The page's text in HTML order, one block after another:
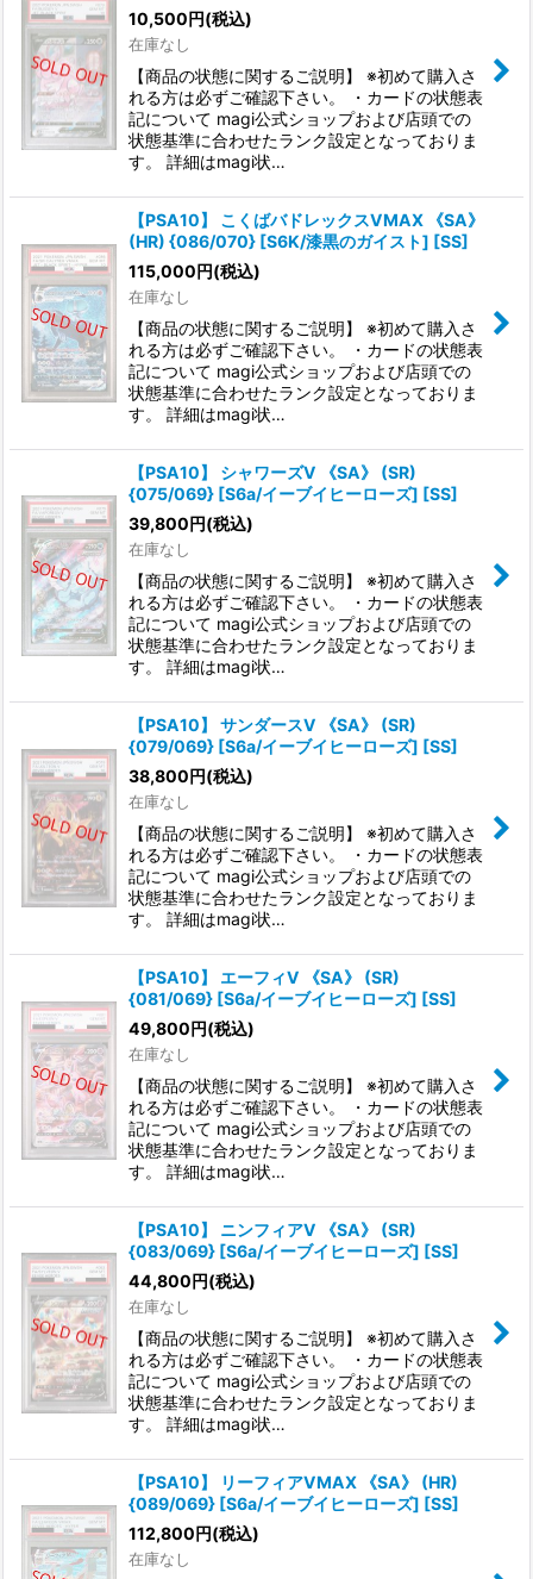
10,500円(税込)
在庫なし
【商品の状態に関するご説明】 ※初めて購入さ
れる方は必ずご確認下さい。 ・カードの状態表
記について magi公式ショップおよび店頭での
状態基準に合わせたランク設定となっておりま
す。 詳細はmagi状…
【PSA10】 こくばバドレックスVMAX 《SA》
(HR) {086/070} [S6K/漆黒のガイスト] [SS]
115,000円(税込)
在庫なし
【商品の状態に関するご説明】 ※初めて購入さ
れる方は必ずご確認下さい。 ・カードの状態表
記について magi公式ショップおよび店頭での
状態基準に合わせたランク設定となっておりま
す。 詳細はmagi状…
【PSA10】 シャワーズV 《SA》 (SR)
{075/069} [S6a/イーブイヒーローズ] [SS]
39,800円(税込)
在庫なし
【商品の状態に関するご説明】 ※初めて購入さ
れる方は必ずご確認下さい。 ・カードの状態表
記について magi公式ショップおよび店頭での
状態基準に合わせたランク設定となっておりま
す。 詳細はmagi状…
【PSA10】 サンダースV 《SA》 (SR)
{079/069} [S6a/イーブイヒーローズ] [SS]
38,800円(税込)
在庫なし
【商品の状態に関するご説明】 ※初めて購入さ
れる方は必ずご確認下さい。 ・カードの状態表
記について magi公式ショップおよび店頭での
状態基準に合わせたランク設定となっておりま
す。 詳細はmagi状…
【PSA10】 エーフィV 《SA》 (SR)
{081/069} [S6a/イーブイヒーローズ] [SS]
49,800円(税込)
在庫なし
【商品の状態に関するご説明】 ※初めて購入さ
れる方は必ずご確認下さい。 ・カードの状態表
記について magi公式ショップおよび店頭での
状態基準に合わせたランク設定となっておりま
す。 詳細はmagi状…
【PSA10】 ニンフィアV 《SA》 (SR)
{083/069} [S6a/イーブイヒーローズ] [SS]
44,800円(税込)
在庫なし
【商品の状態に関するご説明】 ※初めて購入さ
れる方は必ずご確認下さい。 ・カードの状態表
記について magi公式ショップおよび店頭での
状態基準に合わせたランク設定となっておりま
す。 詳細はmagi状…
【PSA10】 リーフィアVMAX 《SA》 (HR)
{089/069} [S6a/イーブイヒーローズ] [SS]
112,800円(税込)
在庫なし